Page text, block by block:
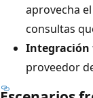
aprovecha
consultas
Integración
proveedor